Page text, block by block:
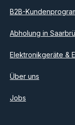
B2B-
Abholung in
Elektronikgeräte &
Über uns
Jobs